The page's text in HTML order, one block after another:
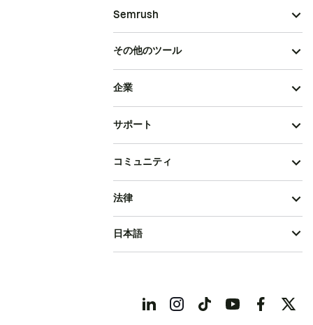
Semrush
その他のツール
企業
サポート
コミュニティ
法律
日本語